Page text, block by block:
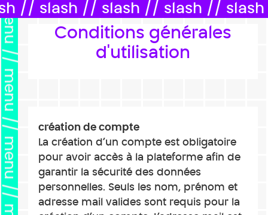
// slash // slash // slash //
Conditions générales
d'utilisation
création de compte
La création d’un compte est obligatoire
pour avoir accès à la plateforme afin de
garantir la sécurité des données
personnelles. Seuls les nom, prénom et
adresse mail valides sont requis pour la